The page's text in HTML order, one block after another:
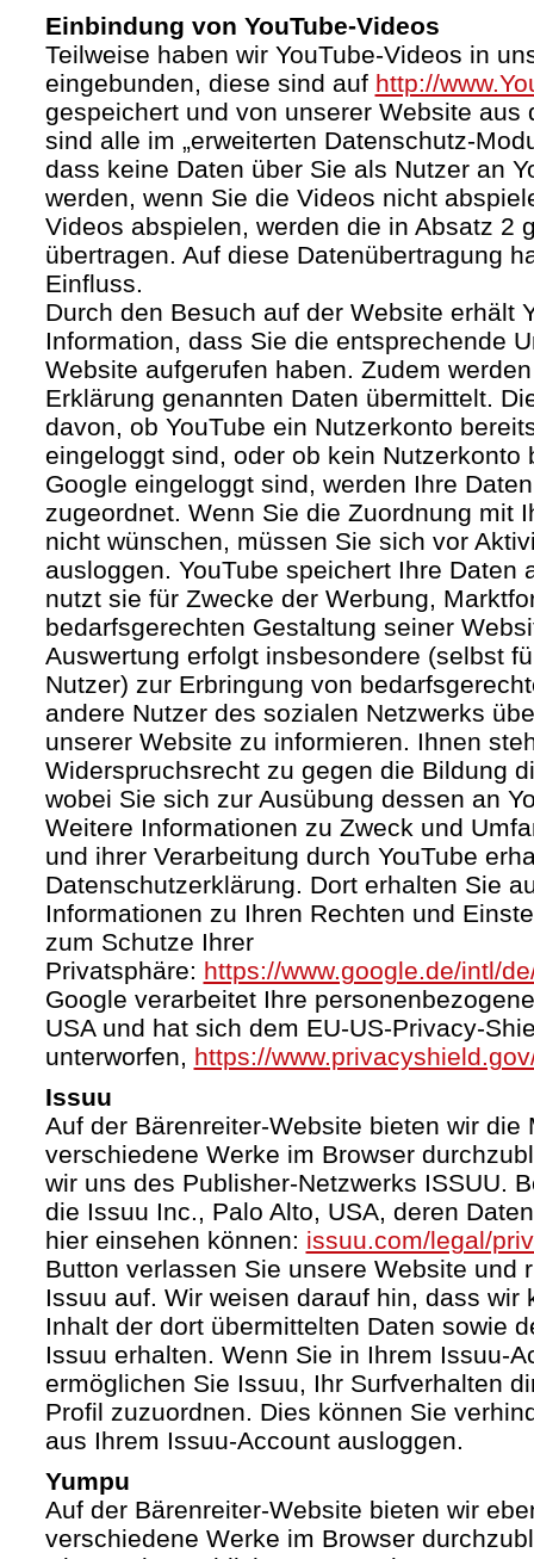
Einbindung von YouTube-Videos
Teilweise haben wir YouTube-Videos in
eingebunden, diese sind auf http://
gespeichert und von unserer Website aus
sind alle im „erweiterten Datenschutz-
dass keine Daten über Sie als Nutzer an
werden, wenn Sie die Videos nicht
Videos abspielen, werden die in Absatz 2
übertragen. Auf diese Datenübertragung
Einfluss.
Durch den Besuch auf der Website erhält
Information, dass Sie die entsprechende
Website aufgerufen haben. Zudem
Erklärung genannten Daten übermittelt.
davon, ob YouTube ein Nutzerkonto
eingeloggt sind, oder ob kein Nutzerkonto
Google eingeloggt sind, werden Ihre
zugeordnet. Wenn Sie die Zuordnung mit
nicht wünschen, müssen Sie sich vor
ausloggen. YouTube speichert Ihre Daten
nutzt sie für Zwecke der Werbung,
bedarfsgerechten Gestaltung seiner
Auswertung erfolgt insbesondere (selbst
Nutzer) zur Erbringung von
andere Nutzer des sozialen Netzwerks
unserer Website zu informieren. Ihnen
Widerspruchsrecht zu gegen die Bildung
wobei Sie sich zur Ausübung dessen an
Weitere Informationen zu Zweck und
und ihrer Verarbeitung durch YouTube
Datenschutzerklärung. Dort erhalten Sie
Informationen zu Ihren Rechten und
zum Schutze Ihrer
Privatsphäre: https://www.google.de/intl/
Google verarbeitet Ihre
USA und hat sich dem EU-US-Privacy-
unterworfen, https://
Issuu
Auf der Bärenreiter-Website bieten wir die
verschiedene Werke im Browser
wir uns des Publisher-Netzwerks ISSUU.
die Issuu Inc., Palo Alto, USA, deren
hier einsehen können: issuu.com/legal/
Button verlassen Sie unsere Website und
Issuu auf. Wir weisen darauf hin, dass wir
Inhalt der dort übermittelten Daten sowie
Issuu erhalten. Wenn Sie in Ihrem Issuu-
ermöglichen Sie Issuu, Ihr Surfverhalten
Profil zuzuordnen. Dies können Sie
aus Ihrem Issuu-Account ausloggen.
Yumpu
Auf der Bärenreiter-Website bieten wir
verschiedene Werke im Browser